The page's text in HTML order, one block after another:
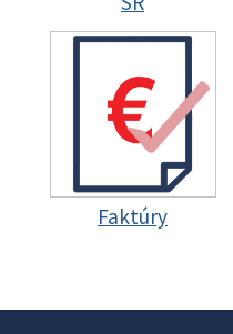
Faktúry